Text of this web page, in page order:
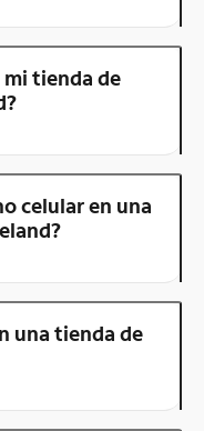
mi tienda de
celular en una
una tienda de